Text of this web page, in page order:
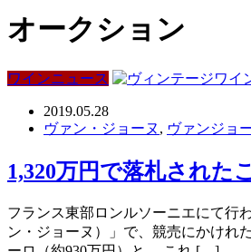
オークション
ワインニュース
2019.05.28
ヴァン・ジョーヌ , ヴァンジョ
1,320万円で落札された
フランス東部ロンルソーニエにて行
ン・ジョーヌ）」で、競売にかけれ